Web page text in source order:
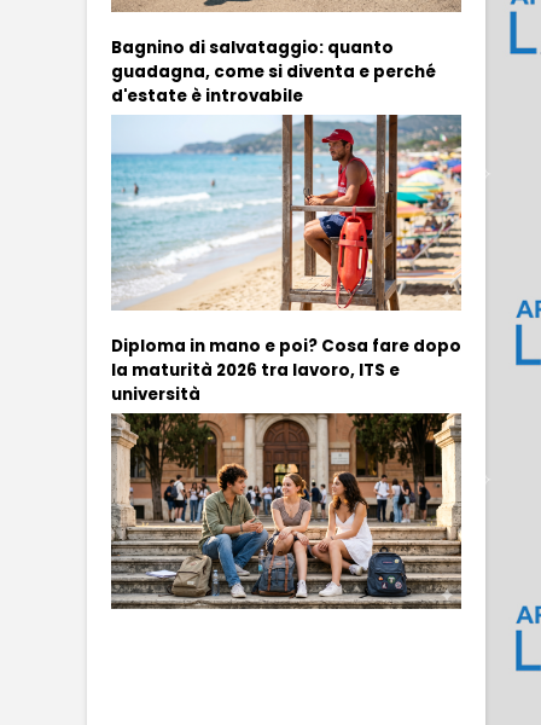
Bagnino di salvataggio: quanto
guadagna, come si diventa e perché
d'estate è introvabile
Diploma in mano e poi? Cosa fare dopo
la maturità 2026 tra lavoro, ITS e
università